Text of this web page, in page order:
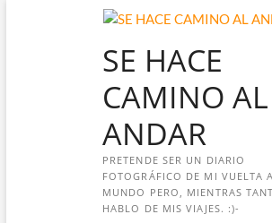
SE HACE
CAMINO AL
ANDAR
PRETENDE SER UN DIARIO
FOTOGRÁFICO DE MI VUELTA
MUNDO PERO, MIENTRAS
HABLO DE MIS VIAJES. :)-